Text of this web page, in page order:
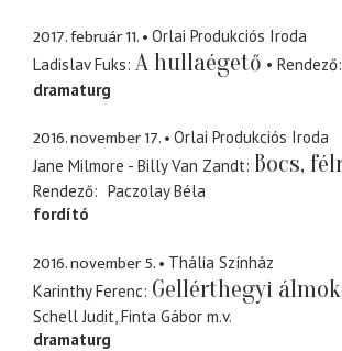
2017. február 11.
Orlai Produkciós Iroda
Ladislav Fuks A hullaégető Rendező
dramaturg
2016. november 17.
Orlai Produkciós Iroda
Jane Milmore - Billy Van Zandt Bocs,
Rendező
Paczolay Béla
fordító
2016. november 5.
Thália Színház
Karinthy Ferenc Gellérthegyi álmok
Schell Judit Finta Gábor m.v.
dramaturg